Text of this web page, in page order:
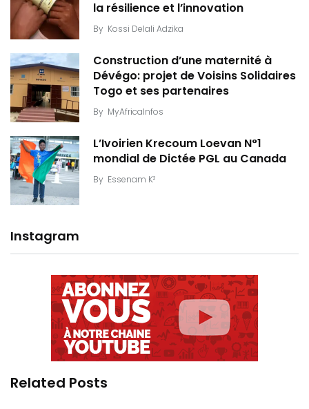
la résilience et l’innovation
By Kossi Delali Adzika
Construction d’une maternité à
Dévégo: projet de Voisins Solidaires
Togo et ses partenaires
By MyAfricaInfos
L’Ivoirien Krecoum Loevan N°1
mondial de Dictée PGL au Canada
By Essenam K²
Instagram
Related Posts